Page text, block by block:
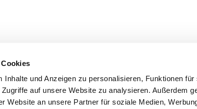
Inhalte und Anzeigen zu personalisieren, Funktionen
auf unsere Website zu analysieren. Außerdem
Website an unsere Partner für soziale Medien,